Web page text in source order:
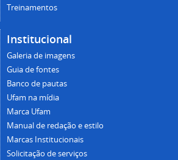
Treinamentos
Institucional
Galeria de imagens
Guia de fontes
Banco de pautas
Ufam na mídia
Marca Ufam
Manual de redação e estilo
Marcas Institucionais
Solicitação de serviços